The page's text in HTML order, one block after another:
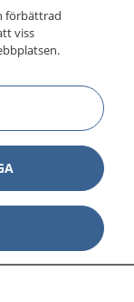
och vård
om
kontakta.
dina
för
förbättrad
viss